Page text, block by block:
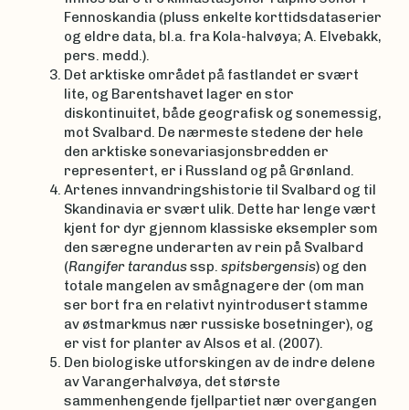
Fennoskandia (pluss enkelte korttidsdataserier
og eldre data, bl.a. fra Kola-halvøya; A. Elvebakk,
pers. medd.).
Det arktiske området på fastlandet er svært
lite, og Barentshavet lager en stor
diskontinuitet, både geografisk og sonemessig,
mot Svalbard. De nærmeste stedene der hele
den arktiske sonevariasjonsbredden er
representert, er i Russland og på Grønland.
Artenes innvandringshistorie til Svalbard og til
Skandinavia er svært ulik. Dette har lenge vært
kjent for dyr gjennom klassiske eksempler som
den særegne underarten av rein på Svalbard
(Rangifer tarandusssp. spitsbergensis) og den
totale mangelen av smågnagere der (om man
ser bort fra en relativt nyintrodusert stamme
av østmarkmus nær russiske bosetninger), og
er vist for planter av Alsos et al. (2007).
Den biologiske utforskingen av de indre delene
av Varangerhalvøya, det største
sammenhengende fjellpartiet nær overgangen